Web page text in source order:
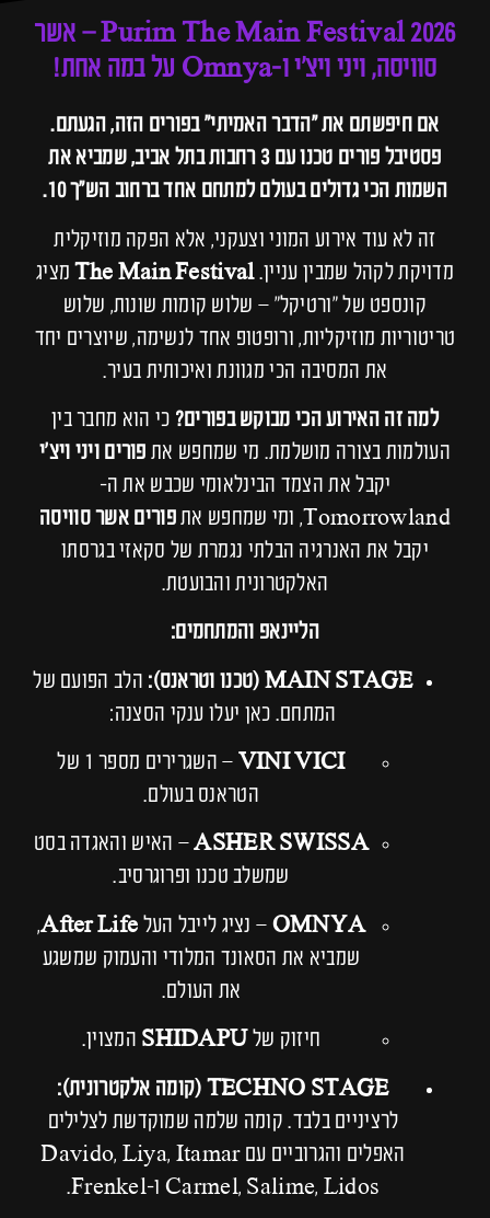
Purim The Main Festival 2026 – אשר
סוויסה, ויני ויצ'י ו-Omnya על במה אחת!
אם חיפשתם את "הדבר האמיתי" בפורים הזה, הגעתם.
פסטיבל פורים טכנו עם 3 רחבות בתל אביב, שמביא את
השמות הכי גדולים בעולם למתחם אחד ברחוב הש"ך 10.
זה לא עוד אירוע המוני וצעקני, אלא הפקה מוזיקלית
מדויקת לקהל שמבין עניין.The Main Festivalמציג
קונספט של "ורטיקל" – שלוש קומות שונות, שלוש
טריטוריות מוזיקליות, ורופטופ אחד לנשימה, שיוצרים יחד
את המסיבה הכי מגוונת ואיכותית בעיר.
למה זה האירוע הכי מבוקש בפורים? כי הוא מחבר בין
העולמות בצורה מושלמת. מי שמחפש את פורים ויני ויצ'י
יקבל את הצמד הבינלאומי שכבש את ה-
Tomorrowland, ומי שמחפש את
פורים אשר סוויסה
יקבל את האנרגיה הבלתי נגמרת של סקאזי בגרסתו
האלקטרונית והבועטת.
הליינאפ והמתחמים:
MAIN STAGE (טכנו וטראנס):
הלב הפועם של
המתחם. כאן יעלו ענקי הסצנה:
VINI VICI
– השגרירים מספר 1 של
הטראנס בעולם.
ASHER SWISSA– האיש והאגדה בסט
שמשלב טכנו ופרוגרסיב.
OMNYA – נציג לייבל העל After Life
,
שמביא את הסאונד המלודי והעמוק שמשגע
את העולם.
חיזוק של SHIDAPU המצוין.
TECHNO STAGE (קומה אלקטרונית):
לרציניים בלבד. קומה שלמה שמוקדשת לצלילים
האפלים והגרוביים עם Davido, Liya, Itamar
Carmel, Salime, Lidos ו-Frenkel.